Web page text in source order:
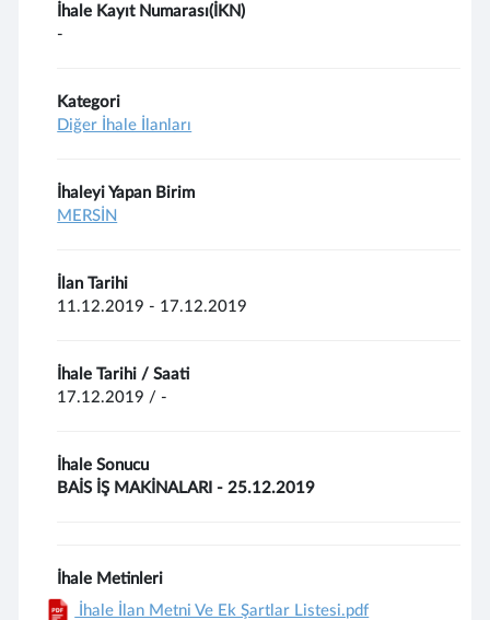
İhale Kayıt Numarası(İKN)
-
Kategori
Diğer İhale İlanları
İhaleyi Yapan Birim
MERSİN
İlan Tarihi
11.12.2019 - 17.12.2019
İhale Tarihi / Saati
17.12.2019 / -
İhale Sonucu
BAİS İŞ MAKİNALARI - 25.12.2019
İhale Metinleri
İhale İlan Metni Ve Ek Şartlar Listesi.pdf